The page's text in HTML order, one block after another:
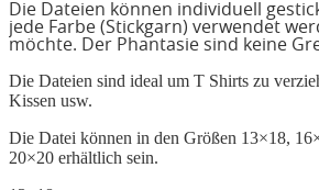
Die Dateien können individuell
jede Farbe (Stickgarn) verwendet
möchte. Der Phantasie sind keine
Die Dateien sind ideal um T Shirts zu
Kissen usw.
Die Datei können in den Größen 13×18,
20×20 erhältlich sein.